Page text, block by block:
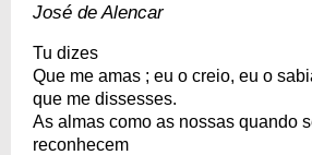
José de Alencar
Tu dizes
Que me amas ; eu o creio, eu o
que me dissesses.
As almas como as nossas quando
reconhecem